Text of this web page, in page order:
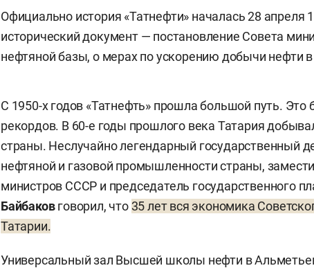
Официально история «Татнефти» началась 28 апреля
исторический документ — постановление Совета
нефтяной базы, о мерах по ускорению добычи нефти
С 1950-х годов «Татнефть» прошла большой путь.
рекордов. В 60-е годы прошлого века Татария
страны. Неслучайно легендарный государственный
нефтяной и газовой промышленности страны,
министров СССР и председатель государственного
Байбаковговорил, что 35 лет вся экономика
Татарии.
Универсальный зал Высшей школы нефти в